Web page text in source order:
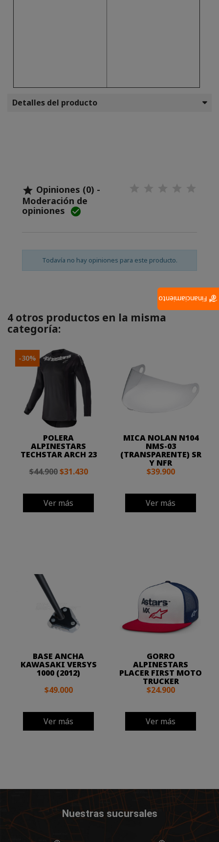
Detalles del producto
 Opiniones (0) -
Moderación de
opiniones 
Todavía no hay opiniones para este producto.
4 otros productos en la misma
categoría:
POLERA
ALPINESTARS
TECHSTAR ARCH 23
$44.900 $31.430
Ver más
-30%
MICA NOLAN N104
NMS-03
(TRANSPARENTE) SR
Y NFR
$39.900
Ver más
BASE ANCHA
KAWASAKI VERSYS
1000 (2012)
$49.000
Ver más
GORRO
ALPINESTARS
PLACER FIRST MOTO
TRUCKER
$24.900
Ver más
Nuestras sucursales
Financiamiento